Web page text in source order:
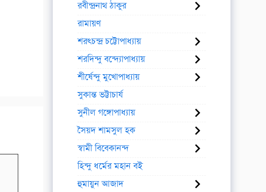
রবীন্দ্রনাথ ঠাকুর
রামায়ণ
শরৎচন্দ্র চট্টোপাধ্যায়
শরদিন্দু বন্দ্যোপাধ্যায়
শীর্ষেন্দু মুখোপাধ্যায়
সুকান্ত ভট্টাচার্য
সুনীল গঙ্গোপাধ্যায়
সৈয়দ শামসুল হক
স্বামী বিবেকানন্দ
হিন্দু ধর্মের মহান বই
হুমায়ুন আজাদ